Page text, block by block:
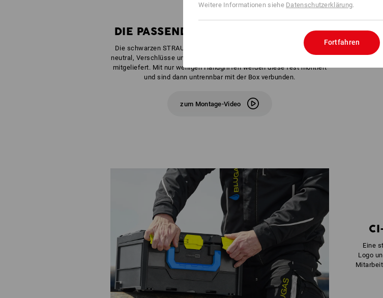
DIE PASSENDE BOX FÜR IHREN STYLE
Die schwarzen STRAUSSboxen Midi, Midi+ und Large kommen ganz
neutral, Verschlüsse und Griffe in Ihrer Lieblingsfarbe werden separat
mitgeliefert. Mit nur wenigen Handgriffen werden diese fest montiert
und sind dann untrennbar mit der Box verbunden.
zum Montage-Video
Eine
Logo
Weitere Informationen siehe Datenschutzerklärung.
Fortfahren